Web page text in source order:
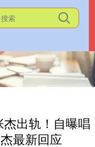
出轨！自曝唱
最新回应